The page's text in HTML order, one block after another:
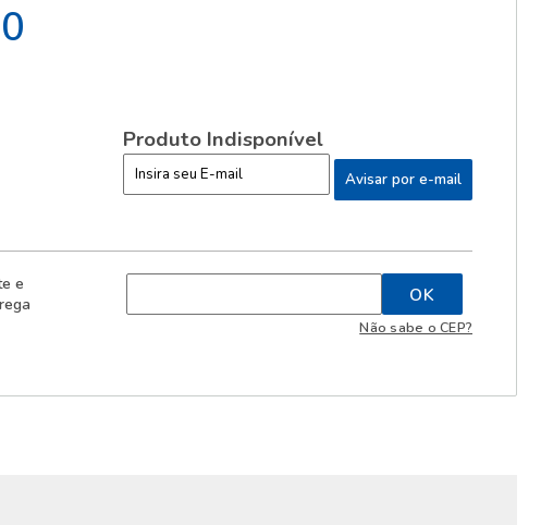
Produto Indisponível
e
Não sabe o CEP?